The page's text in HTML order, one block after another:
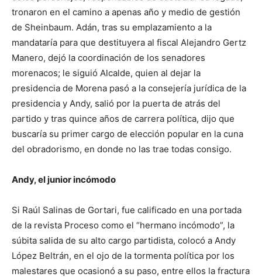
tronaron en el camino a apenas año y medio de gestión
de Sheinbaum. Adán, tras su emplazamiento a la
mandataría para que destituyera al fiscal Alejandro Gertz
Manero, dejó la coordinación de los senadores
morenacos; le siguió Alcalde, quien al dejar la
presidencia de Morena pasó a la consejería jurídica de la
presidencia y Andy, salió por la puerta de atrás del
partido y tras quince años de carrera política, dijo que
buscaría su primer cargo de elección popular en la cuna
del obradorismo, en donde no las trae todas consigo.
Andy, el junior incómodo
Si Raúl Salinas de Gortari, fue calificado en una portada
de la revista Proceso como el “hermano incómodo”, la
súbita salida de su alto cargo partidista, colocó a Andy
López Beltrán, en el ojo de la tormenta política por los
malestares que ocasionó a su paso, entre ellos la fractura